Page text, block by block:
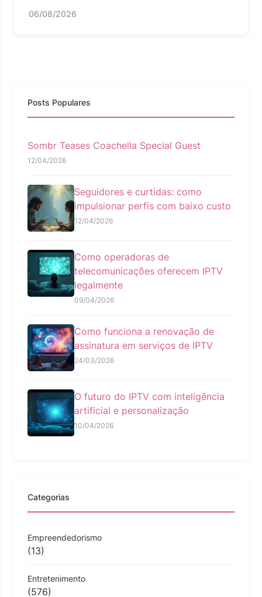
06/08/2026
Posts Populares
Sombr Teases Coachella Special Guest
12/04/2026
Seguidores e curtidas: como
impulsionar perfis com baixo custo
12/04/2026
Como operadoras de
telecomunicações oferecem IPTV
legalmente
09/04/2026
Como funciona a renovação de
assinatura em serviços de IPTV
24/03/2026
O futuro do IPTV com inteligência
artificial e personalização
10/04/2026
Categorias
Empreendedorismo
(13)
Entretenimento
(576)